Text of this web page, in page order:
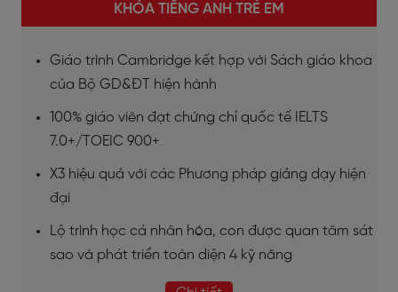
KHÓA TIẾNG ANH TRẺ EM
Giáo trình Cambridge kết hợp với Sách giáo khoa
của Bộ GD&ĐT hiện hành
100% giáo viên đạt chứng chỉ quốc tế IELTS
7.0+/TOEIC 900+
X3 hiệu quả với các Phương pháp giảng dạy hiện
đại
Lộ trình học cá nhân hóa, con được quan tâm sát
sao và phát triển toàn diện 4 kỹ năng